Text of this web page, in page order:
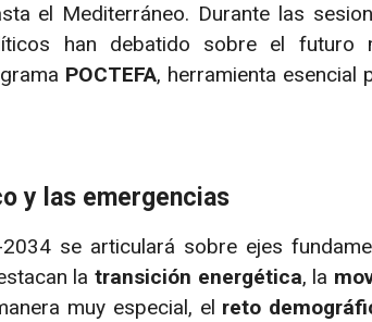
el Mediterráneo. Durante las
han debatido sobre el futuro
POCTEFA, herramienta esencial
y las emergencias
se articulará sobre ejes
la transición energética, la
muy especial, el reto